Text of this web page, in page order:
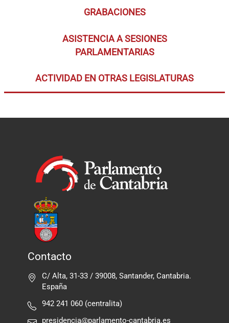
GRABACIONES
ASISTENCIA A SESIONES
PARLAMENTARIAS
ACTIVIDAD EN OTRAS LEGISLATURAS
Contacto
C/ Alta, 31-33 / 39008, Santander, Cantabria.
España
942 241 060 (centralita)
presidencia@parlamento-cantabria.es